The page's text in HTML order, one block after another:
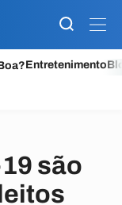
Entretenimento
são